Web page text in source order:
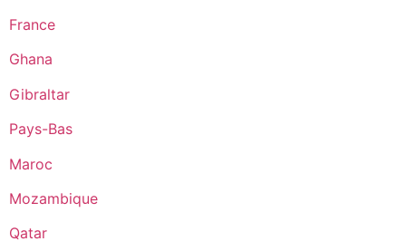
France
Ghana
Gibraltar
Pays-Bas
Maroc
Mozambique
Qatar